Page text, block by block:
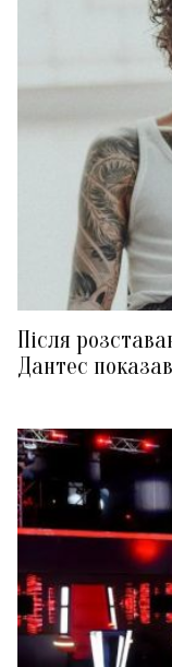
Після
Дантес